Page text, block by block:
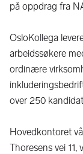
på oppdrag fra
OsloKollega
arbeidssøkere
ordinære
over 250
Hovedkontoret
Thoresens vei 11,